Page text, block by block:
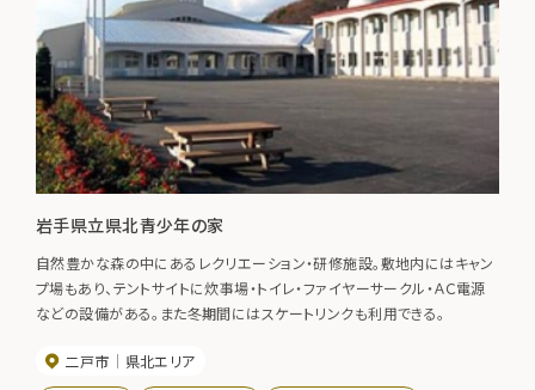
岩手県立県北青少年の家
自然豊かな森の中にあるレクリエーション・研修施設。敷地内にはキャン
プ場もあり、テントサイトに炊事場・トイレ・ファイヤーサークル・ＡＣ電源
などの設備がある。また冬期間にはスケートリンクも利用できる。
二戸市 県北エリア